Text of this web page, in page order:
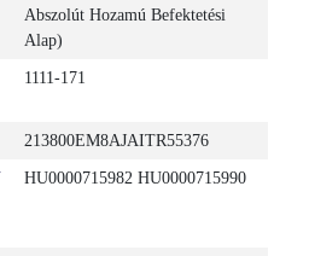
Abszolút Hozamú Befektetési
Alap)
1111-171
213800EM8AJAITR55376
HU0000715982 HU0000715990